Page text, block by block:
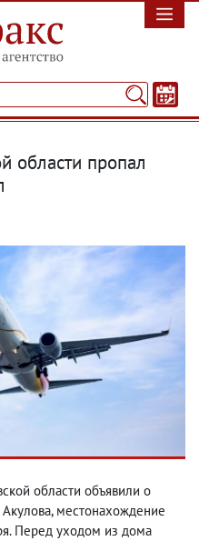
области пропал
области объявили о
местонахождение
Перед уходом из дома